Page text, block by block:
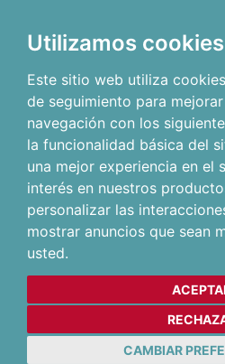
Utilizamos cookies
Este sitio web utiliza
de seguimiento para
navegación con los
la funcionalidad básica del
una mejor experiencia en el
interés en nuestros
personalizar las
mostrar anuncios que sean
usted.
CAMBIAR